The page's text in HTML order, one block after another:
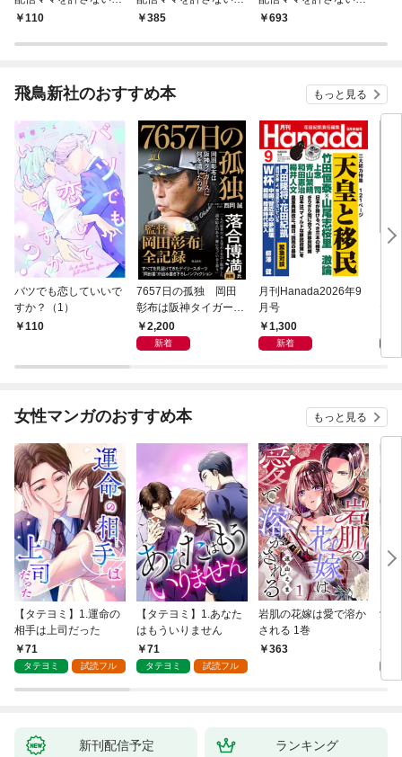
（1）
110
【合本版】（1）
385
【単行本版】
693
飛鳥新社のおすすめ本 もっと見る
バツでも恋していいで
すか？（1）
110
7657日の孤独 岡田
彰布は阪神タイガース
に何を遺したのか
2,200
新着
月刊Hanada2026年9
月号
1,300
新着
ノ
女性マンガのおすすめ本 もっと見る
【タテヨミ】1.運命の
相手は上司だった
71
タテヨミ 試読フル
【タテヨミ】1.あなた
はもういりません
71
タテヨミ 試読フル
岩肌の花嫁は愛で溶か
される 1巻
363
愛
新刊配信予定 ランキング